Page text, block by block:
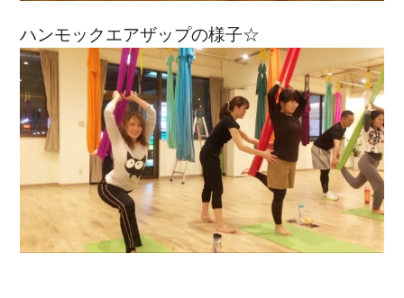
ハンモックエアザップの様子☆